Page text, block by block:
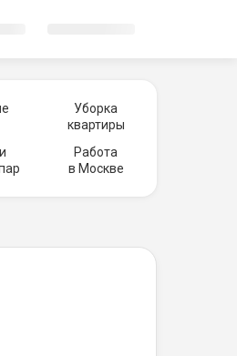
Уборка
квартиры
Работа
в Москве